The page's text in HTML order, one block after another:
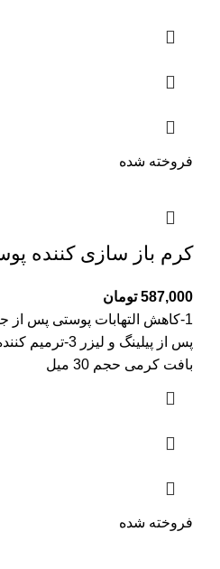
فروخته شده
کرم باز سازی کننده
587,000 تومان
پس از پیلینگ و
بافت کرمی حجم 30 میل
فروخته شده